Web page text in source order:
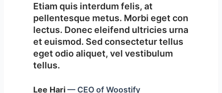
Etiam quis interdum felis, at
pellentesque metus. Morbi eget con
lectus. Donec eleifend ultricies urna
et euismod. Sed consectetur tellus
eget odio aliquet, vel vestibulum
tellus.
Lee Hari— CEO of Woostify